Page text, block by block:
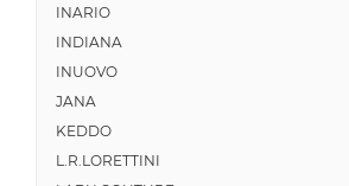
INARIO
INDIANA
INUOVO
JANA
KEDDO
L.R.LORETTINI